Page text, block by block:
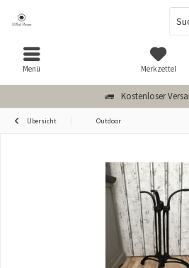
Kostenloser
Menü Merkzettel
Übersicht Outdoor